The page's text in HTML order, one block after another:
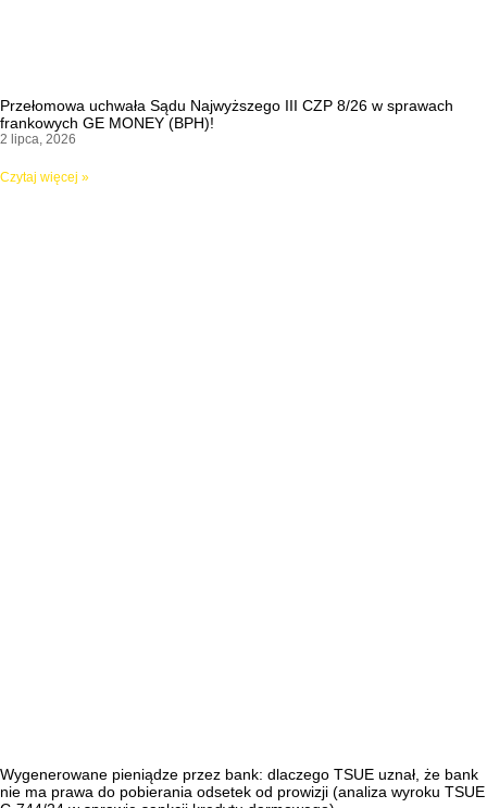
Przełomowa uchwała Sądu Najwyższego III CZP 8/26 w sprawach
frankowych GE MONEY (BPH)!
2 lipca, 2026
Czytaj więcej »
Wygenerowane pieniądze przez bank: dlaczego TSUE uznał, że bank
nie ma prawa do pobierania odsetek od prowizji (analiza wyroku TSUE